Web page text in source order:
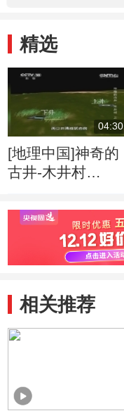
精选
04:30
[地理中国]神奇的
古井-木井村
与救命井
相关推荐